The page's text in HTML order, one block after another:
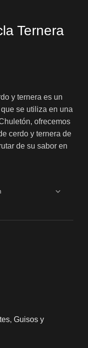
Ternera
y ternera es un
se utiliza en una
ofrecemos
cerdo y ternera de
de su sabor en
, Guisos y